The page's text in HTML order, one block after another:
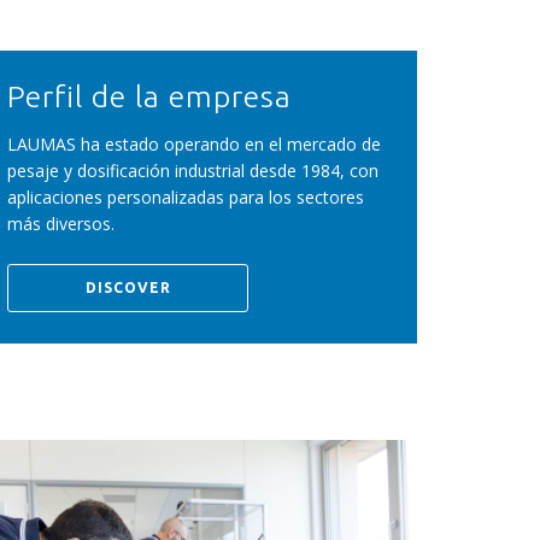
Perfil de la empresa
LAUMAS ha estado operando en el mercado de
pesaje y dosificación industrial desde 1984, con
aplicaciones personalizadas para los sectores
más diversos.
DISCOVER